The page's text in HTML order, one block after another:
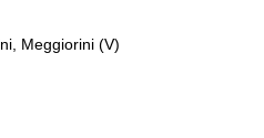
Meggiorini (V)